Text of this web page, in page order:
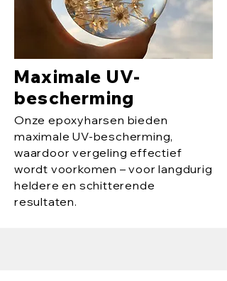
Maximale UV-
bescherming
Onze epoxyharsen bieden
maximale UV-bescherming,
waardoor vergeling effectief
wordt voorkomen – voor langdurig
heldere en schitterende
resultaten.